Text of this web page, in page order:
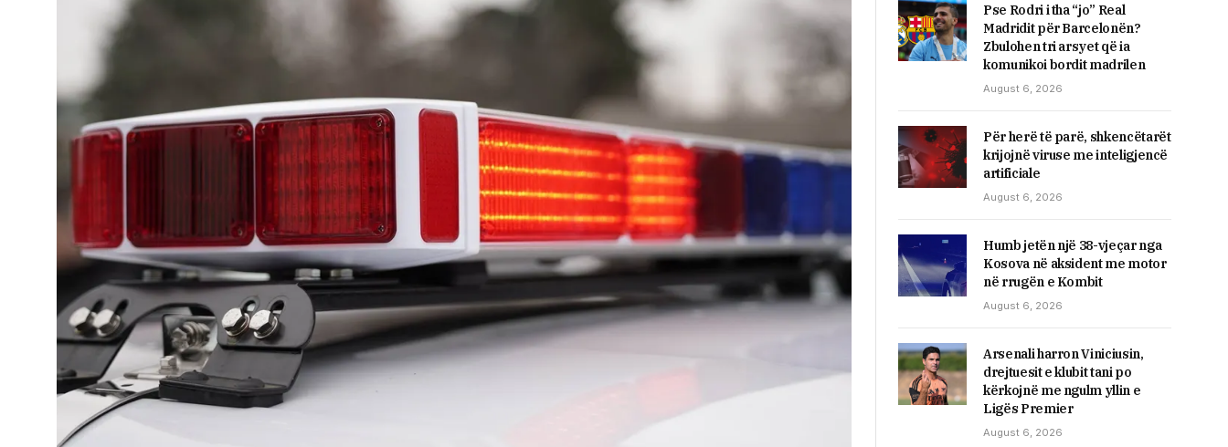
Pse Rodri i tha “jo” Real
Madridit për Barcelonën?
Zbulohen tri arsyet që ia
komunikoi bordit madrilen
August 6, 2026
Për herë të parë, shkencëtarët
krijojnë viruse me inteligjencë
artificiale
August 6, 2026
Humb jetën një 38-vjeçar nga
Kosova në aksident me motor
në rrugën e Kombit
August 6, 2026
Arsenali harron Viniciusin,
drejtuesit e klubit tani po
kërkojnë me ngulm yllin e
Ligës Premier
August 6, 2026